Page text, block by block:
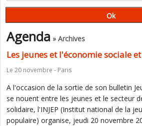
Agenda » Archives
Les jeunes et l'économie sociale
Le 20 novembre - Paris
A l'occasion de la sortie de son bulletin
se nouent entre les jeunes et le secteur
solidaire, l'INJEP (Institut national de la
populaire) organise, jeudi 20 novembre